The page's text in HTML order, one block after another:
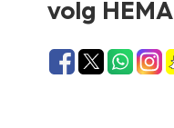
volg HEMA